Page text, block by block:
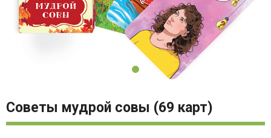
Советы мудрой совы (69 карт)